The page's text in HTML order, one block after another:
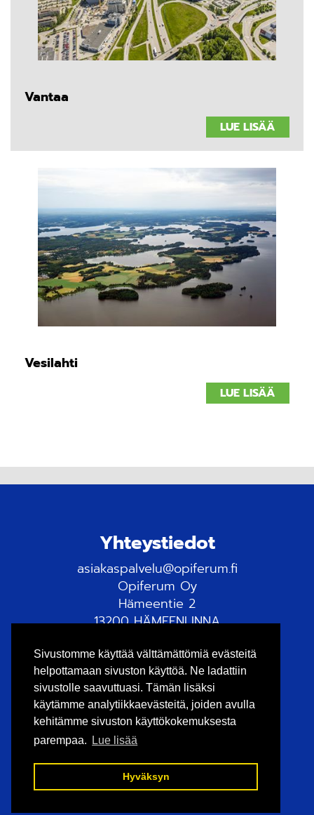
Sivustomme käyttää välttämättömiä evästeitä
helpottamaan sivuston käyttöä. Ne ladattiin
sivustolle saavuttuasi. Tämän lisäksi
käytämme analytiikkaevästeitä, joiden avulla
kehitämme sivuston käyttökokemuksesta
parempaa.
Lue lisää
Hyväksyn
Vantaa
LUE LISÄÄ
Vesilahti
LUE LISÄÄ
Yhteystiedot
asiakaspalvelu@opiferum.fi
Opiferum Oy
Hämeentie 2
13200 HÄMEENLINNA
Tietosuojaseloste